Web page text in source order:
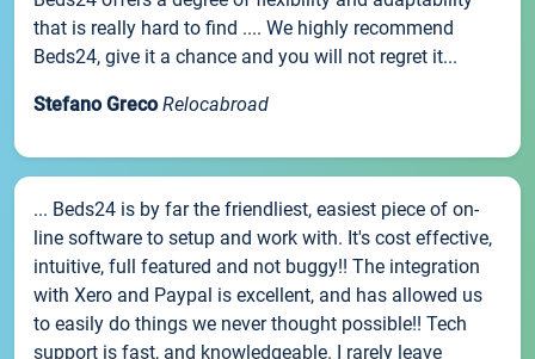
that is really hard to find .... We highly recommend
Beds24, give it a chance and you will not regret it...
Stefano Greco Relocabroad
... Beds24 is by far the friendliest, easiest piece of on-
line software to setup and work with. It's cost effective,
intuitive, full featured and not buggy!! The integration
with Xero and Paypal is excellent, and has allowed us
to easily do things we never thought possible!! Tech
support is fast, and knowledgeable. I rarely leave